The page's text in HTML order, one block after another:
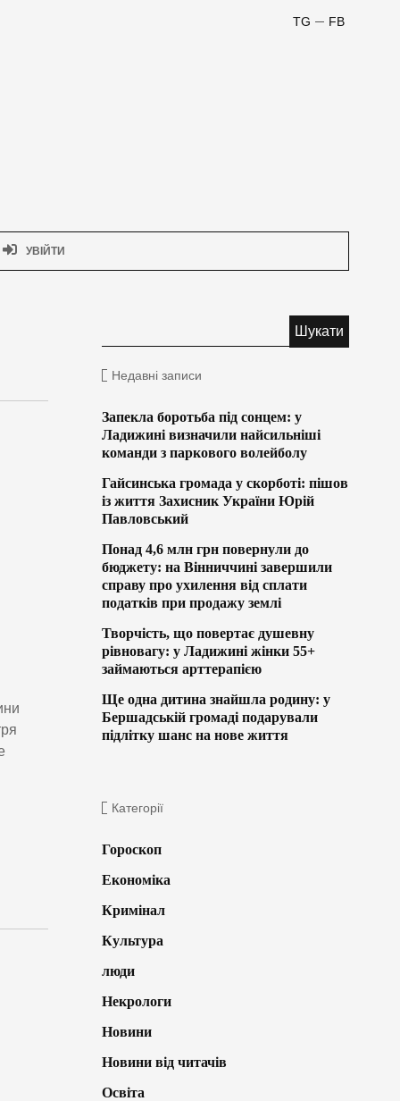
FB
TG
УВІЙТИ
Недавні записи
Запекла боротьба під сонцем: у
Ладижині визначили найсильніші
команди з паркового волейболу
Гайсинська громада у скорботі: пішов
із життя Захисник України Юрій
Павловський
Понад 4,6 млн грн повернули до
бюджету: на Вінниччині завершили
справу про ухилення від сплати
податків при продажу землі
Творчість, що повертає душевну
рівновагу: у Ладижині жінки 55+
займаються арттерапією
Ще одна дитина знайшла родину: у
Бершадській громаді подарували
підлітку шанс на нове життя
Категорії
Гороскоп
Економіка
Кримінал
Культура
люди
Некрологи
Новини
Новини від читачів
Освіта